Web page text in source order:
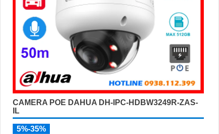
CAMERA POE DAHUA DH-IPC-HDBW3249R-ZAS-
IL
5%-35%